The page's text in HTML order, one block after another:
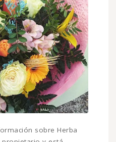
sobre Herba